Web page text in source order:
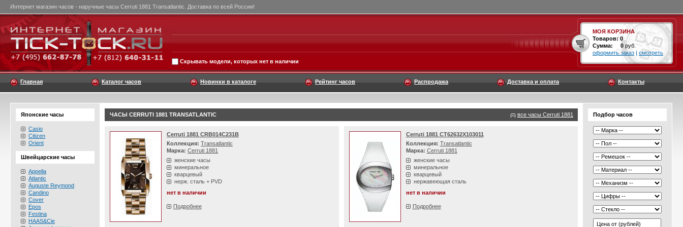
Интернет магазин часов - наручные часы Cerruti 1881 Transatlantic. Доставка по всей России!
Скрывать модели, которых нет в наличии
МОЯ КОРЗИНА
Товаров: 0
Сумма:
0 руб.
оформить заказ | смотреть
Главная Каталог часов Новинки в каталоге Рейтинг часов Распродажа Доставка и оплата Контакты
Японские часы
Casio
Citizen
Orient
Швейцарские часы
Appella
Atlantic
Auguste Reymond
Candino
Cover
Epos
Festina
HAAS&Cie
все часы Cerruti 1881
ЧАСЫ CERRUTI 1881 TRANSATLANTIC
Cerruti 1881 CRB014C231B
Коллекция: Transatlantic
Марка: Cerruti 1881
женские часы
минеральное
кварцевый
нерж. сталь + PVD
нет в наличии
Подробнее
Cerruti 1881 CT62632X103011
Коллекция: Transatlantic
Марка: Cerruti 1881
женские часы
минеральное
кварцевый
нержавеющая сталь
нет в наличии
Подробнее
Подбор часов